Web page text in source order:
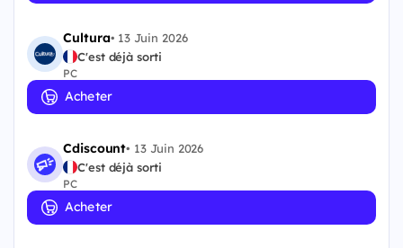
Cultura• 13 Juin 2026
C'est déjà sorti
PC
Acheter
Cdiscount• 13 Juin 2026
C'est déjà sorti
PC
Acheter